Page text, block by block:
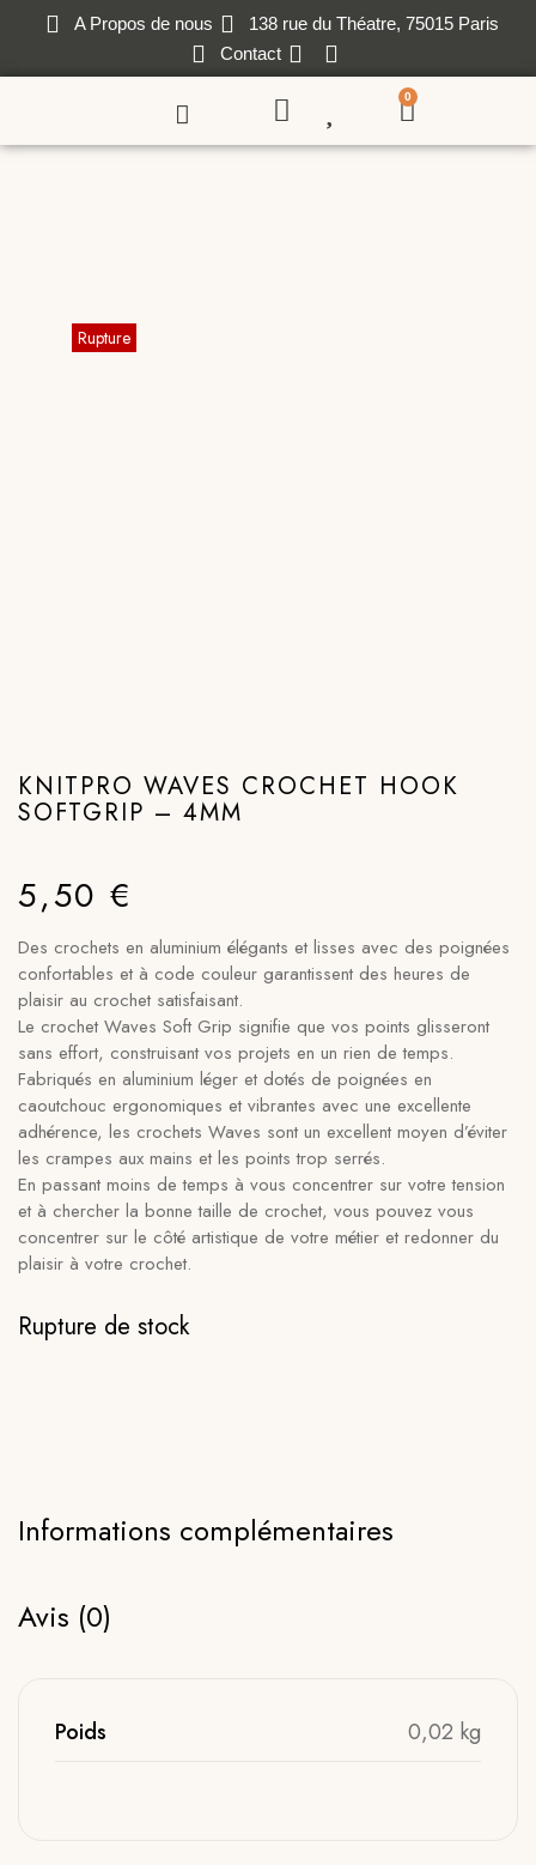
A Propos de nous
138 rue du Théatre, 75015 Paris
Contact
0
KNITPRO WAVES CROCHET HOOK
SOFTGRIP – 4MM
5,50 €
Des crochets en aluminium élégants et lisses avec des poignées
confortables et à code couleur garantissent des heures de
plaisir au crochet satisfaisant.
Le crochet Waves Soft Grip signifie que vos points glisseront
sans effort, construisant vos projets en un rien de temps.
Fabriqués en aluminium léger et dotés de poignées en
caoutchouc ergonomiques et vibrantes avec une excellente
adhérence, les crochets Waves sont un excellent moyen d’éviter
les crampes aux mains et les points trop serrés.
En passant moins de temps à vous concentrer sur votre tension
et à chercher la bonne taille de crochet, vous pouvez vous
concentrer sur le côté artistique de votre métier et redonner du
plaisir à votre crochet.
Rupture de stock
Informations complémentaires
Avis (0)
Poids 0,02 kg